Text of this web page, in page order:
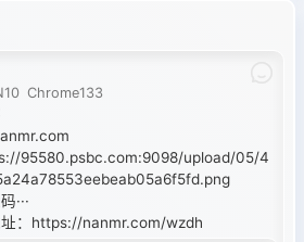
Chrome133
95580.psbc.com:9098/upload/05/4
···
： https://nanmr.com/wzdh